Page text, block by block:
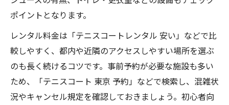
ポイントとなります。
レンタル料金は「テニスコートレンタル 安い」などで比
較しやすく、都内や近隣のアクセスしやすい場所を選ぶ
のも長く続けるコツです。事前予約が必要な施設も多い
ため、「テニスコート 東京 予約」などで検索し、混雑状
況やキャンセル規定を確認しておきましょう。初心者向